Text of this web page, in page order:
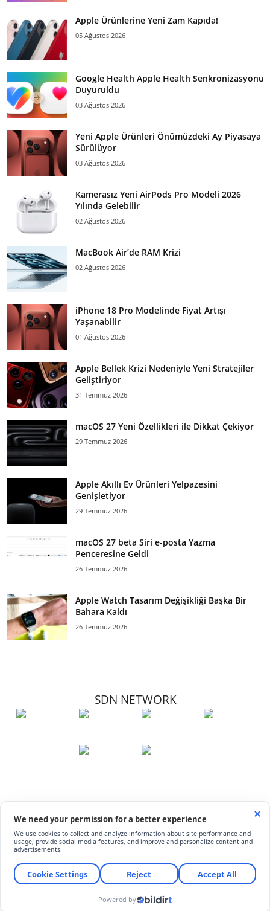
Apple Ürünlerine Yeni Zam Kapıda!
05 Ağustos 2026
Google Health Apple Health Senkronizasyonu
Duyuruldu
03 Ağustos 2026
Yeni Apple Ürünleri Önümüzdeki Ay Piyasaya
Sürülüyor
03 Ağustos 2026
Kamerasız Yeni AirPods Pro Modeli 2026
Yılında Gelebilir
02 Ağustos 2026
MacBook Air’de RAM Krizi
02 Ağustos 2026
iPhone 18 Pro Modelinde Fiyat Artışı
Yaşanabilir
01 Ağustos 2026
Apple Bellek Krizi Nedeniyle Yeni Stratejiler
Geliştiriyor
31 Temmuz 2026
macOS 27 Yeni Özellikleri ile Dikkat Çekiyor
29 Temmuz 2026
Apple Akıllı Ev Ürünleri Yelpazesini
Genişletiyor
29 Temmuz 2026
macOS 27 beta Siri e-posta Yazma
Penceresine Geldi
26 Temmuz 2026
Apple Watch Tasarım Değişikliği Başka Bir
Bahara Kaldı
26 Temmuz 2026
SDN NETWORK
© ShiftDelete.Net